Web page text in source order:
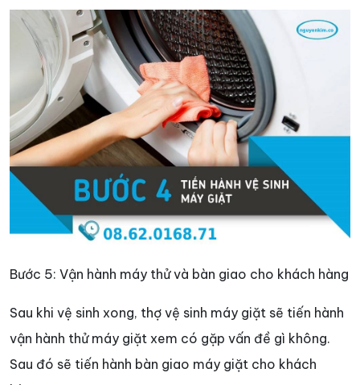
Bước 5: Vận hành máy thử và bàn giao cho khách hàng
Sau khi vệ sinh xong, thợ vệ sinh máy giặt sẽ tiến hành
vận hành thử máy giặt xem có gặp vấn đề gì không.
Sau đó sẽ tiến hành bàn giao máy giặt cho khách